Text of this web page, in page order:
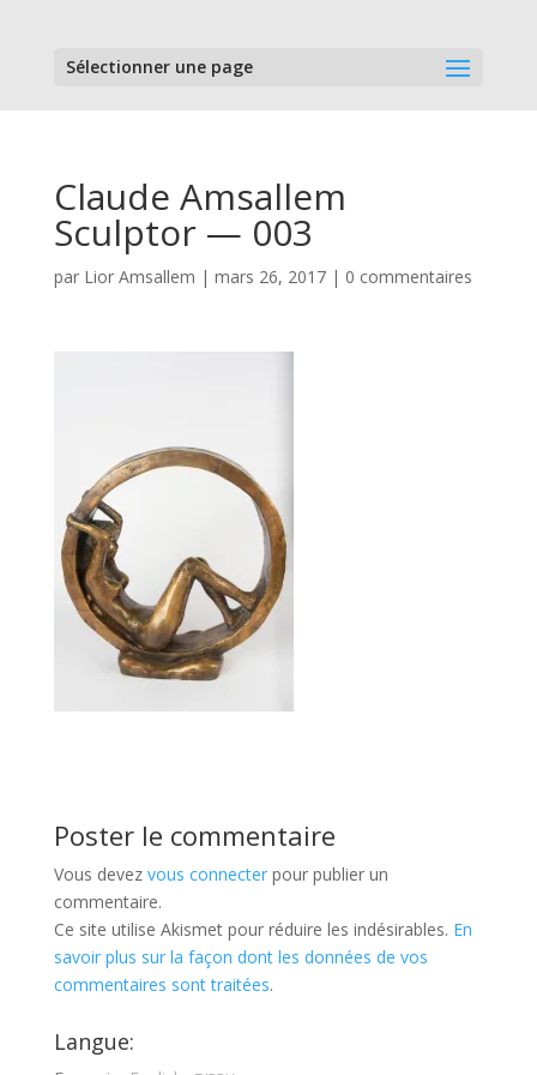
Sélectionner une page
Claude Amsallem
Sculptor — 003
par Lior Amsallem | mars 26, 2017| 0 commentaires
Poster le commentaire
Vous devez vous connecterpour publier un
commentaire.
Ce site utilise Akismet pour réduire les indésirables. En
savoir plus sur la façon dont les données de vos
commentaires sont traitées.
Langue: